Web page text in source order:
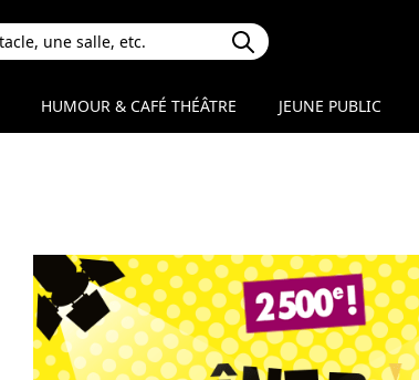
HUMOUR & CAFÉ THÉÂTRE JEUNE PUBLIC